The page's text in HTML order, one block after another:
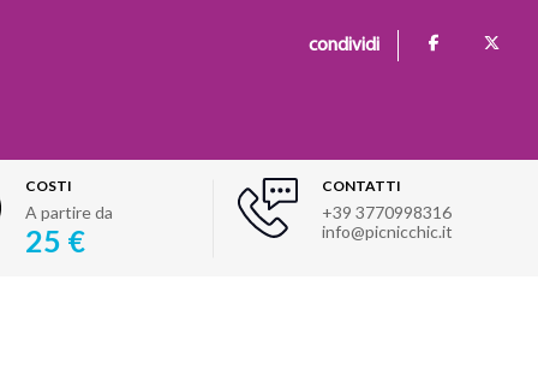
condividi
COSTI
A partire da
25 €
CONTATTI
+39 3770998316
info@picnicchic.it